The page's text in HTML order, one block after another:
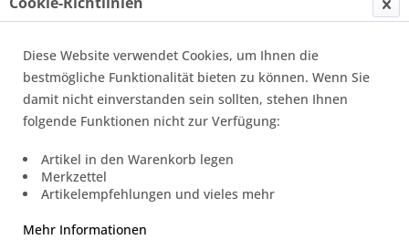
Vorzüge: bessere Korrosionsbeständigkeit als
erfahren »
Topseller
Diese Website verwendet Cookies, um Ihnen die
bestmögliche Funktionalität bieten zu können. Wenn Sie
damit nicht einverstanden sein sollten, stehen Ihnen
folgende Funktionen nicht zur Verfügung:
Artikel in den Warenkorb legen
Merkzettel
Artikelempfehlungen und vieles mehr
Mehr Informationen